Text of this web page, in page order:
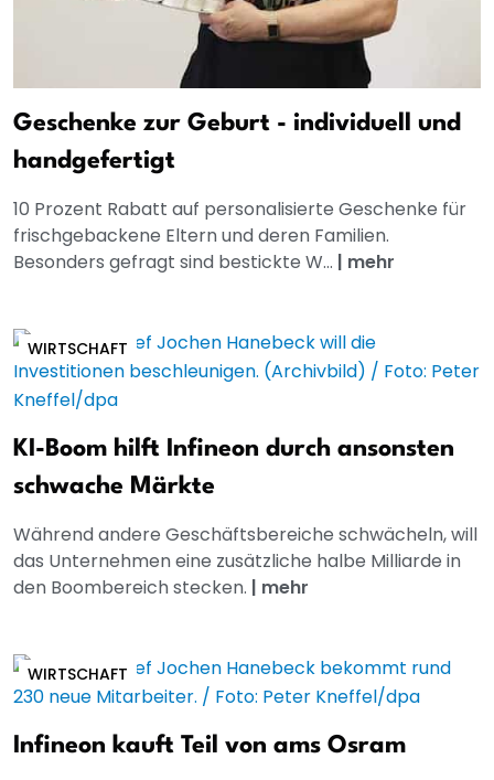
Geschenke zur Geburt - individuell und
handgefertigt
10 Prozent Rabatt auf personalisierte Geschenke für
frischgebackene Eltern und deren Familien.
Besonders gefragt sind bestickte W... | mehr
WIRTSCHAFT
KI-Boom hilft Infineon durch ansonsten
schwache Märkte
Während andere Geschäftsbereiche schwächeln, will
das Unternehmen eine zusätzliche halbe Milliarde in
den Boombereich stecken. | mehr
WIRTSCHAFT
Infineon kauft Teil von ams Osram